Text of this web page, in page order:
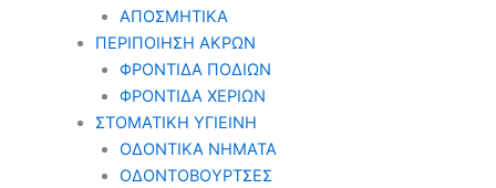
ΑΠΟΣΜΗΤΙΚΑ
ΠΕΡΙΠΟΙΗΣΗ ΑΚΡΩΝ
ΦΡΟΝΤΙΔΑ ΠΟΔΙΩΝ
ΦΡΟΝΤΙΔΑ ΧΕΡΙΩΝ
ΣΤΟΜΑΤΙΚΗ ΥΓΙΕΙΝΗ
ΟΔΟΝΤΙΚΑ ΝΗΜΑΤΑ
ΟΔΟΝΤΟΒΟΥΡΤΣΕΣ